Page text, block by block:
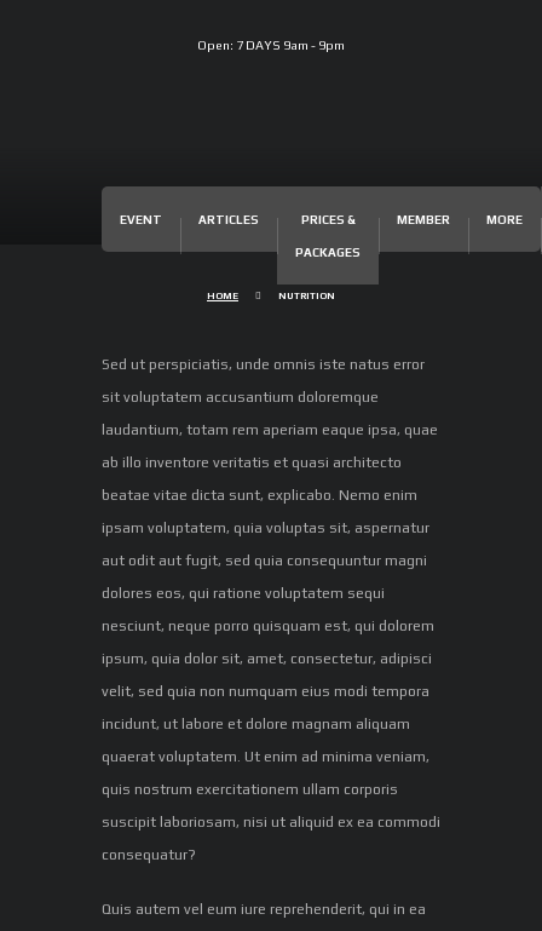
Open: 7 DAYS 9am - 9pm
EVENT ARTICLES PRICES &
PACKAGES
MEMBER MORE
HOME NUTRITION
Sed ut perspiciatis, unde omnis iste natus error
sit voluptatem accusantium doloremque
laudantium, totam rem aperiam eaque ipsa, quae
ab illo inventore veritatis et quasi architecto
beatae vitae dicta sunt, explicabo. Nemo enim
ipsam voluptatem, quia voluptas sit, aspernatur
aut odit aut fugit, sed quia consequuntur magni
dolores eos, qui ratione voluptatem sequi
nesciunt, neque porro quisquam est, qui dolorem
ipsum, quia dolor sit, amet, consectetur, adipisci
velit, sed quia non numquam eius modi tempora
incidunt, ut labore et dolore magnam aliquam
quaerat voluptatem. Ut enim ad minima veniam,
quis nostrum exercitationem ullam corporis
suscipit laboriosam, nisi ut aliquid ex ea commodi
consequatur?
Quis autem vel eum iure reprehenderit, qui in ea